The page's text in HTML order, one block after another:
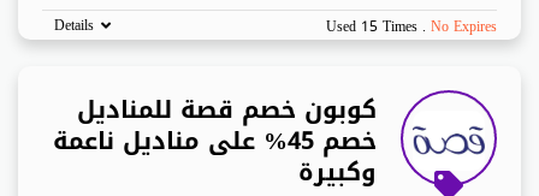
Used 15 Times . No Expires
Details
كوبون خصم قصة للمناديل
خصم 45% على مناديل ناعمة
وكبيرة